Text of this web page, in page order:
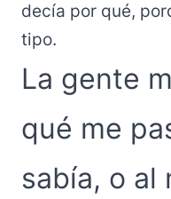
decía por qué,
tipo.
La gente
qué me
sabía, o al